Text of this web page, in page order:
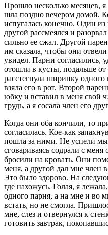
Прошло несколько месяцев,
шла поздно вечером домой.
испугалась конечно. Один из
другой рассмеялся и
сильно ее сжал. Другой
им сказала, чтобы они
увидел. Парни
отошли в кусты, подальше от
расстегнула ширинку
взяла его в рот. Второй
юбку и вставил в меня свой
грудь, а я сосала член его
Когда они оба кончили, то
согласилась. Кое-как
пошла за ними. Не успели мы
сговариваясь содрали с
бросили на кровать. Они
меня, а другой дал мне член в
Это было здорово. На
где нахожусь. Голая, я
одного парня, а на мне и во
встать, но не смогла.
мне, слез и отвернулся к
готовить завтрак,